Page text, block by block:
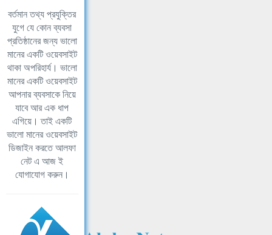
বর্তমান তথ্য প্রযুক্তির
যুগে যে কোন ব্যবসা
প্রতিষ্ঠানের জন্য ভালো
মানের একটি ওয়েবসাইট
থাকা অপরিহার্য। ভালো
মানের একটি ওয়েবসাইট
আপনার ব্যবসাকে নিয়ে
যাবে আর এক ধাপ
এগিয়ে। তাই একটি
ভালো মানের ওয়েবসাইট
ডিজাইন করতে আলফা
নেট এ আজ ই
যোগাযোগ করুন।